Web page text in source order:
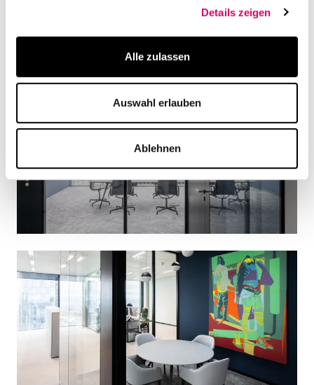
Details zeigen
Alle zulassen
Auswahl erlauben
Ablehnen